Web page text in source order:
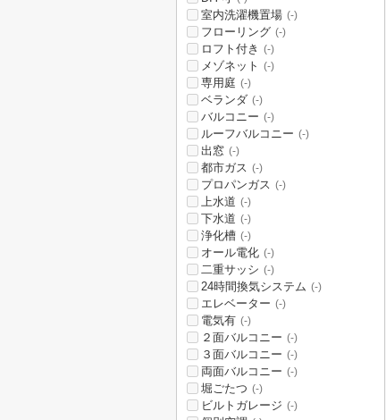
室内洗濯機置場 (-)
フローリング (-)
ロフト付き (-)
メゾネット (-)
専用庭 (-)
ベランダ (-)
バルコニー (-)
ルーフバルコニー (-)
出窓 (-)
都市ガス (-)
プロパンガス (-)
上水道 (-)
下水道 (-)
浄化槽 (-)
オール電化 (-)
二重サッシ (-)
24時間換気システム (-)
エレベーター (-)
電気有 (-)
２面バルコニー (-)
３面バルコニー (-)
両面バルコニー (-)
堀ごたつ (-)
ビルトガレージ (-)